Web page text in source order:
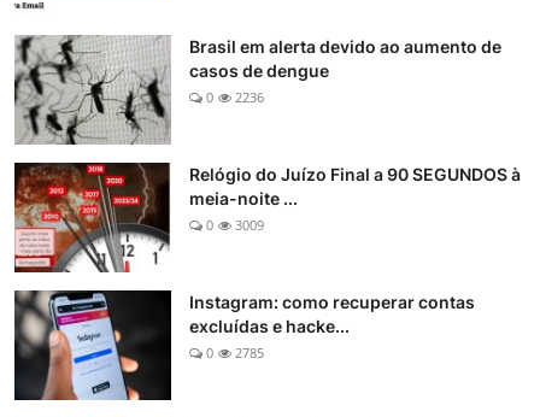
Brasil em alerta devido ao aumento de
casos de dengue
0 2236
Relógio do Juízo Final a 90 SEGUNDOS à
meia-noite ...
0 3009
Instagram: como recuperar contas
excluídas e hacke...
0 2785